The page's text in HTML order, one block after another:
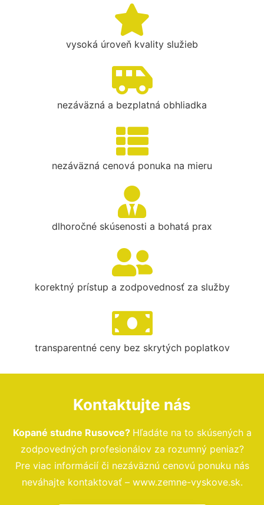
vysoká úroveň kvality služieb
nezáväzná a bezplatná obhliadka
nezáväzná cenová ponuka na mieru
dlhoročné skúsenosti a bohatá prax
korektný prístup a zodpovednosť za služby
transparentné ceny bez skrytých poplatkov
Kontaktujte nás
Kopané studne Rusovce? Hľadáte na to skúsených a
zodpovedných profesionálov za rozumný peniaz?
Pre viac informácií či nezáväznú cenovú ponuku nás
neváhajte kontaktovať – www.zemne-vyskove.sk.